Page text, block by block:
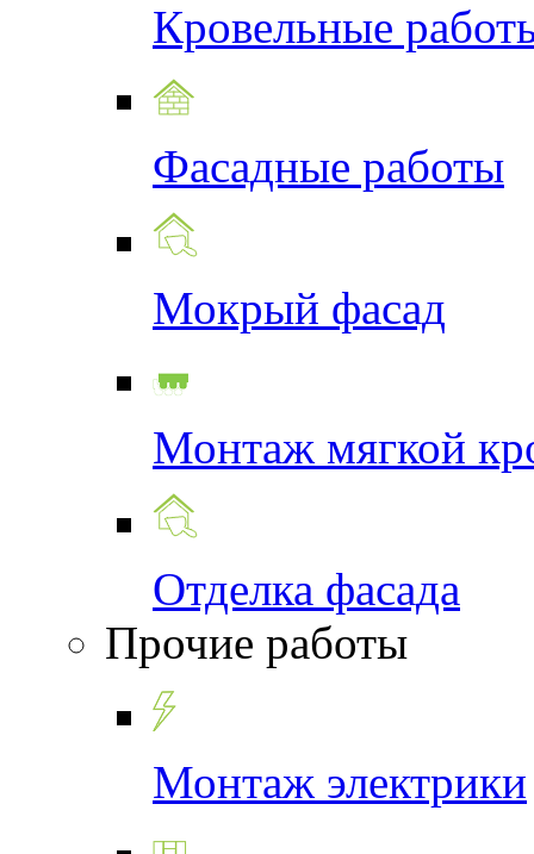
Кровельные
Фасадные работы
Мокрый фасад
Монтаж мягкой
Отделка фасада
Прочие работы
Монтаж электрики